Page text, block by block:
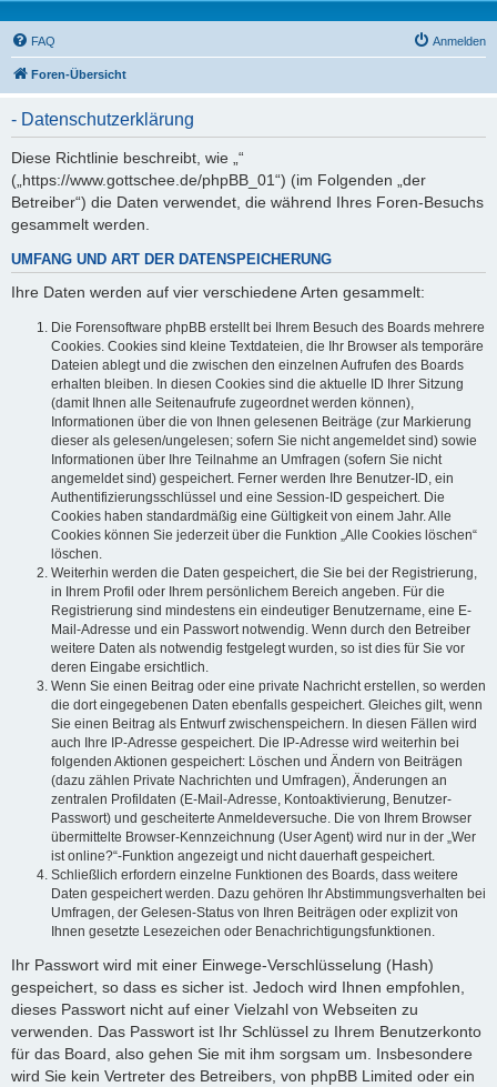
FAQ Anmelden
Foren-Übersicht
- Datenschutzerklärung
Diese Richtlinie beschreibt, wie „“
(„https://www.gottschee.de/phpBB_01“) (im Folgenden „der
Betreiber“) die Daten verwendet, die während Ihres Foren-Besuchs
gesammelt werden.
UMFANG UND ART DER DATENSPEICHERUNG
Ihre Daten werden auf vier verschiedene Arten gesammelt:
Die Forensoftware phpBB erstellt bei Ihrem Besuch des Boards mehrere
Cookies. Cookies sind kleine Textdateien, die Ihr Browser als temporäre
Dateien ablegt und die zwischen den einzelnen Aufrufen des Boards
erhalten bleiben. In diesen Cookies sind die aktuelle ID Ihrer Sitzung
(damit Ihnen alle Seitenaufrufe zugeordnet werden können),
Informationen über die von Ihnen gelesenen Beiträge (zur Markierung
dieser als gelesen/ungelesen; sofern Sie nicht angemeldet sind) sowie
Informationen über Ihre Teilnahme an Umfragen (sofern Sie nicht
angemeldet sind) gespeichert. Ferner werden Ihre Benutzer-ID, ein
Authentifizierungsschlüssel und eine Session-ID gespeichert. Die
Cookies haben standardmäßig eine Gültigkeit von einem Jahr. Alle
Cookies können Sie jederzeit über die Funktion „Alle Cookies löschen“
löschen.
Weiterhin werden die Daten gespeichert, die Sie bei der Registrierung,
in Ihrem Profil oder Ihrem persönlichem Bereich angeben. Für die
Registrierung sind mindestens ein eindeutiger Benutzername, eine E-
Mail-Adresse und ein Passwort notwendig. Wenn durch den Betreiber
weitere Daten als notwendig festgelegt wurden, so ist dies für Sie vor
deren Eingabe ersichtlich.
Wenn Sie einen Beitrag oder eine private Nachricht erstellen, so werden
die dort eingegebenen Daten ebenfalls gespeichert. Gleiches gilt, wenn
Sie einen Beitrag als Entwurf zwischenspeichern. In diesen Fällen wird
auch Ihre IP-Adresse gespeichert. Die IP-Adresse wird weiterhin bei
folgenden Aktionen gespeichert: Löschen und Ändern von Beiträgen
(dazu zählen Private Nachrichten und Umfragen), Änderungen an
zentralen Profildaten (E-Mail-Adresse, Kontoaktivierung, Benutzer-
Passwort) und gescheiterte Anmeldeversuche. Die von Ihrem Browser
übermittelte Browser-Kennzeichnung (User Agent) wird nur in der „Wer
ist online?“-Funktion angezeigt und nicht dauerhaft gespeichert.
Schließlich erfordern einzelne Funktionen des Boards, dass weitere
Daten gespeichert werden. Dazu gehören Ihr Abstimmungsverhalten bei
Umfragen, der Gelesen-Status von Ihren Beiträgen oder explizit von
Ihnen gesetzte Lesezeichen oder Benachrichtigungsfunktionen.
Ihr Passwort wird mit einer Einwege-Verschlüsselung (Hash)
gespeichert, so dass es sicher ist. Jedoch wird Ihnen empfohlen,
dieses Passwort nicht auf einer Vielzahl von Webseiten zu
verwenden. Das Passwort ist Ihr Schlüssel zu Ihrem Benutzerkonto
für das Board, also gehen Sie mit ihm sorgsam um. Insbesondere
wird Sie kein Vertreter des Betreibers, von phpBB Limited oder ein